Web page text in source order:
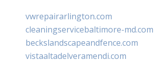
vwrepairarlington.com
cleaningservicebaltimore-md.com
beckslandscapeandfence.com
vistaaltadelveramendi.com